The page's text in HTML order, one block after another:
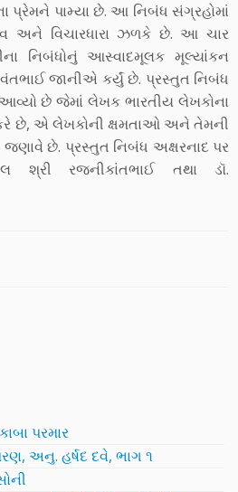
પ્રેમને પામ્યા છે. આ નિબંધ સંગ્રહોમાં
અને વિચારધારા ઝળકે છે. આ ચાર
નિબંધોનું આસ્વાદમૂલક મૂલ્યાંકન
જાનીએ કર્યું છે. પ્રસ્તુત નિબંધ
છે જેમાં લેખક ભારતીય લેખકોના
છે, એ લેખકોની ક્ષમતાઓ અને તેમની
છે. પ્રસ્તુત નિબંધ અક્ષરનાદ પર
શ્રી રજનીકાંતભાઈ તથા ડૉ.
પરમાર
અનુ. હર્ષદ દવે, ભાગ ૧